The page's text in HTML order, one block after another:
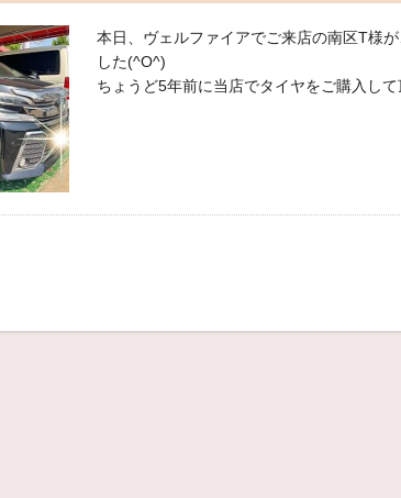
本日、ヴェルファイアでご来店の南区T様
した(^O^)
ちょうど5年前に当店でタイヤをご購入して